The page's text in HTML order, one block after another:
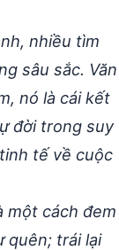
nhiều tìm
sâu sắc. Văn
nó là cái kết
đời trong suy
tế về cuộc
một cách đem
quên; trái lại